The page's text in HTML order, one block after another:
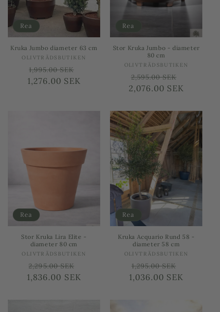
Rea
Kruka Jumbo diameter 63 cm
Säljare:
OLIVTRÄDSBUTIKEN
Ordinarie
pris
1,995.00 SEK
Försäljningspris
1,276.00 SEK
Rea
Stor Kruka Jumbo - diameter
80 cm
Säljare:
OLIVTRÄDSBUTIKEN
Ordinarie
pris
2,595.00 SEK
2,076.00 SEK
Rea
Stor Kruka Lira Elite -
diameter 80 cm
Säljare:
OLIVTRÄDSBUTIKEN
Ordinarie
pris
2,295.00 SEK
Försäljningspris
1,836.00 SEK
Rea
Kruka Acquario Rund 58 -
diameter 58 cm
Säljare:
OLIVTRÄDSBUTIKEN
Ordinarie
pris
1,295.00 SEK
1,036.00 SEK